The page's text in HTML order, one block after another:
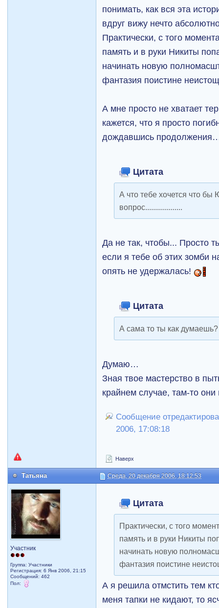
понимать, как вся эта
вдруг вижу нечто
Практически, с того
память и в руки Никиты
начинать новую
фантазия поистине
А мне просто не хватает
кажется, что я просто
дождавшись
Цитата
А что тебе хочется что
вопрос...................
Да не так, чтобы... Просто
если я тебе об этих зомби
опять не удержалась!
Цитата
А сама то ты как думаешь?
Думаю…
Зная твое мастерство в
крайнем случае, там-то
Сообщение
2006, 17:08:18
Наверх
Татьяна Среда, 20 декабря 2006, 18:12:53
Участник
Группа: Участники
Регистрация: 6 Янв 2006, 21:15
Сообщений: 462
Пол:
Цитата
Практически, с того
память и в руки Никиты
начинать новую
фантазия поистине
А я решила отмстить тем
меня тапки не кидают, то